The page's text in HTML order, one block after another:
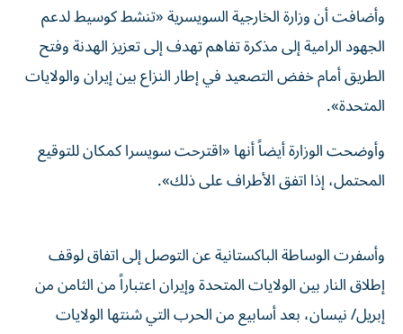
وأضافت أن وزارة الخارجية السويسرية «تنشط كوسيط لدعم
الجهود الرامية إلى مذكرة تفاهم تهدف إلى تعزيز الهدنة وفتح
الطريق أمام خفض التصعيد في إطار النزاع بين إيران والولايات
المتحدة».
وأوضحت الوزارة أيضاً أنها «اقترحت سويسرا كمكان للتوقيع
المحتمل، إذا اتفق الأطراف على ذلك».
وأسفرت الوساطة الباكستانية عن التوصل إلى اتفاق لوقف
إطلاق النار بين الولايات المتحدة وإيران اعتباراً من الثامن من
إبريل/ نيسان، بعد أسابيع من الحرب التي شنتها الولايات